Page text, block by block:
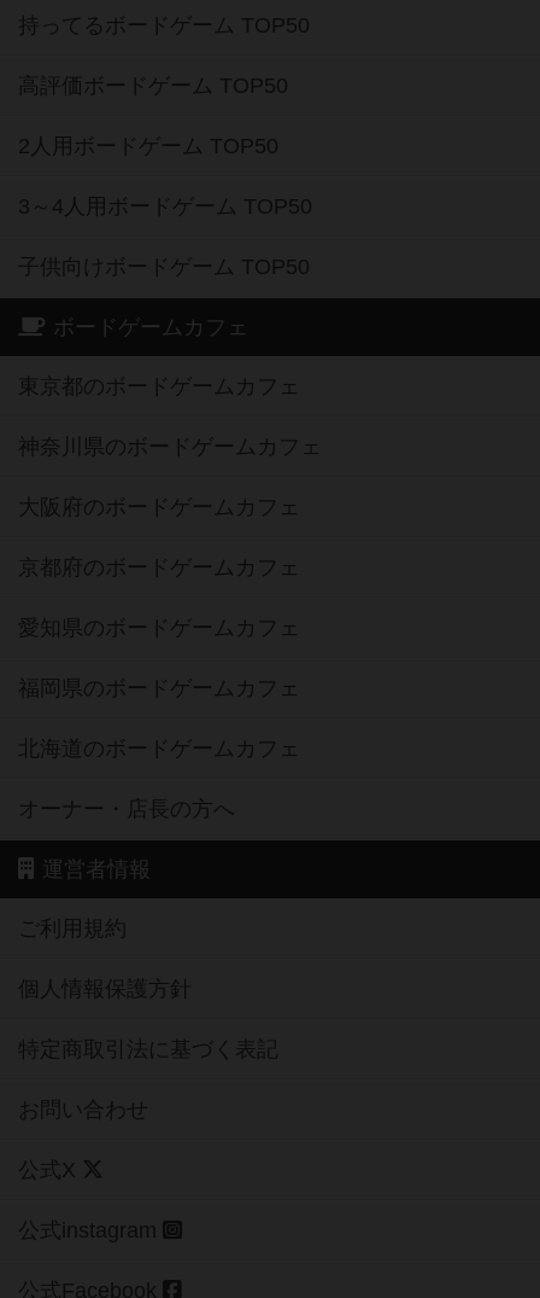
持ってるボードゲーム TOP50
高評価ボードゲーム TOP50
2人用ボードゲーム TOP50
3～4人用ボードゲーム TOP50
子供向けボードゲーム TOP50
ボードゲームカフェ
東京都のボードゲームカフェ
神奈川県のボードゲームカフェ
大阪府のボードゲームカフェ
京都府のボードゲームカフェ
愛知県のボードゲームカフェ
福岡県のボードゲームカフェ
北海道のボードゲームカフェ
オーナー・店長の方へ
運営者情報
ご利用規約
個人情報保護方針
特定商取引法に基づく表記
お問い合わせ
公式X
公式instagram
公式Facebook